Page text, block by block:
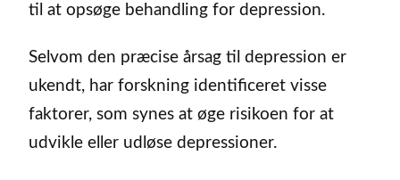
til at opsøge behandling for depression.
Selvom den præcise årsag til depression er
ukendt, har forskning identificeret visse
faktorer, som synes at øge risikoen for at
udvikle eller udløse depressioner.